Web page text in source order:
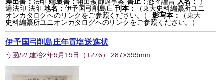
遍法印 法印 地名：伊予国弓削島庄 刊本：
（東大史料編纂所ユニ
オンカタログへのリンクをご参照ください。）
影写本：
（東大
史料編纂所ユニオンカタログへのリンクをご参照ください。）
伊予国弓削島庄年貢塩送進状
う函/2/ 建治2年9月19日 （1276） 287×399mm